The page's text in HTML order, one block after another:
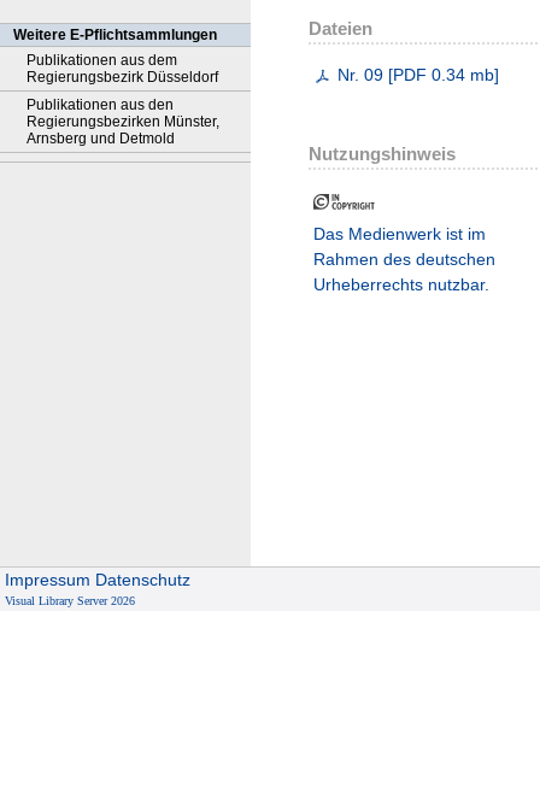
Weitere E-Pflichtsammlungen
Publikationen aus dem
Regierungsbezirk Düsseldorf
Publikationen aus den
Regierungsbezirken Münster,
Arnsberg und Detmold
Dateien
Nr. 09 [PDF 0.34 mb]
Nutzungshinweis
Das Medienwerk ist im
Rahmen des deutschen
Urheberrechts nutzbar.
Impressum Datenschutz
Visual Library Server 2026